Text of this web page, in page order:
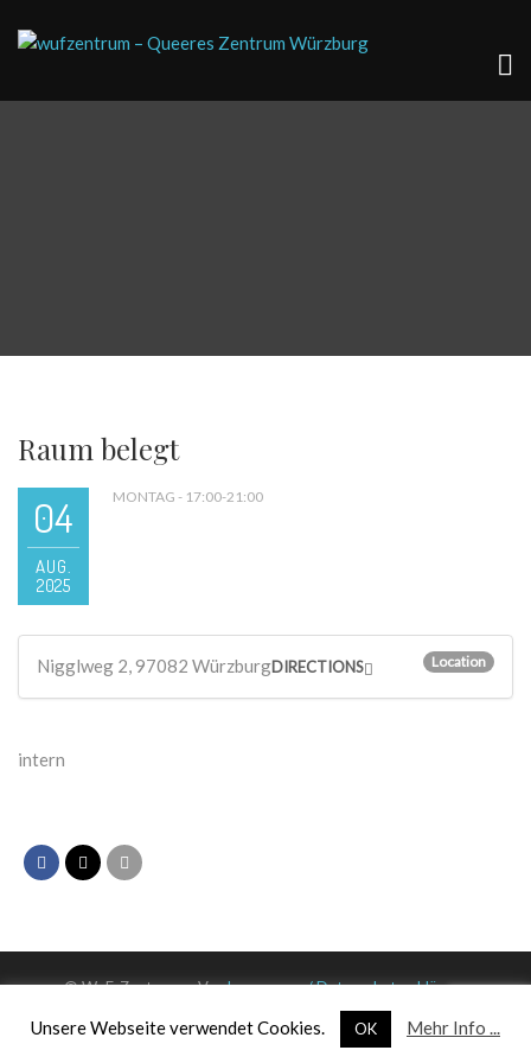
Raum belegt
04
AUG.
2025
MONTAG - 17:00-21:00
Nigglweg 2, 97082 Würzburg Location
DIRECTIONS
intern
© WuF-Zentrum e. V. –Impressum / Datenschutzerklärung
Unsere Webseite verwendet Cookies. OK Mehr Info ...